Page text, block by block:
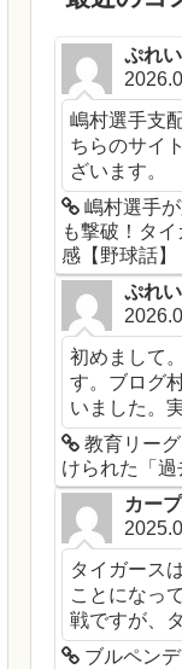
ぷれい
嶋村選手支
ちらのサイ
ざいます。
嶋村選手
も撃破！タ
感【野球話】
ぷれい
初めまして
す。ブログ
いました。
教育リー
けられた「過
カー
タイガース
ことになっ
戦ですが、
ブルペン